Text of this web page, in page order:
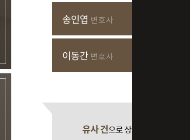
송인엽 변호사
이동간 변호사
유사 건으로 상담 필요 시